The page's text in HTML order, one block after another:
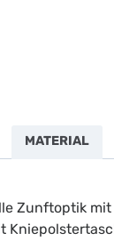
MATERIAL
Zunftoptik